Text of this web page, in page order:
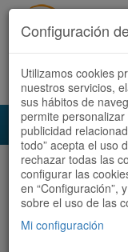
Accedeix
Audioruta Totes les
Totes les
Configuración
Utilizamos cookies
nuestros servicios,
sus hábitos de
permite
publicidad
todo” acepta el uso
rechazar todas las
configurar las
en “Configuración”,
sobre el uso de las
Mi configuración